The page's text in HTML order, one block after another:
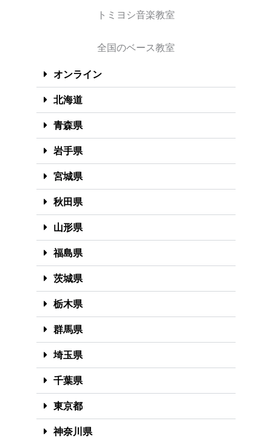
トミヨシ音楽教室
全国のベース教室
オンライン
北海道
青森県
岩手県
宮城県
秋田県
山形県
福島県
茨城県
栃木県
群馬県
埼玉県
千葉県
東京都
神奈川県